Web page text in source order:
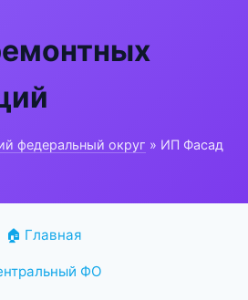
федеральный округ » ИП Фасад
🏠 Главная
ФО